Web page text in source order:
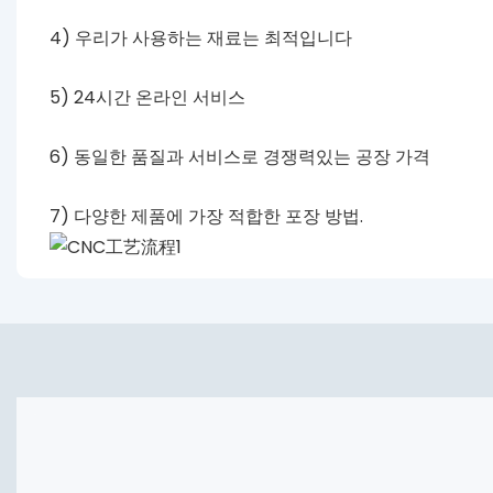
4) 우리가 사용하는 재료는 최적입니다
5) 24시간 온라인 서비스
6) 동일한 품질과 서비스로 경쟁력있는 공장 가격
7) 다양한 제품에 가장 적합한 포장 방법.